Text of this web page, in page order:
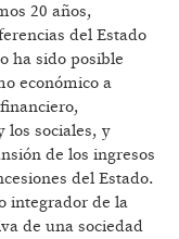
20 años,
del Estado
ha sido posible
económico a
los sociales, y
de los ingresos
del Estado.
integrador de la
de una sociedad